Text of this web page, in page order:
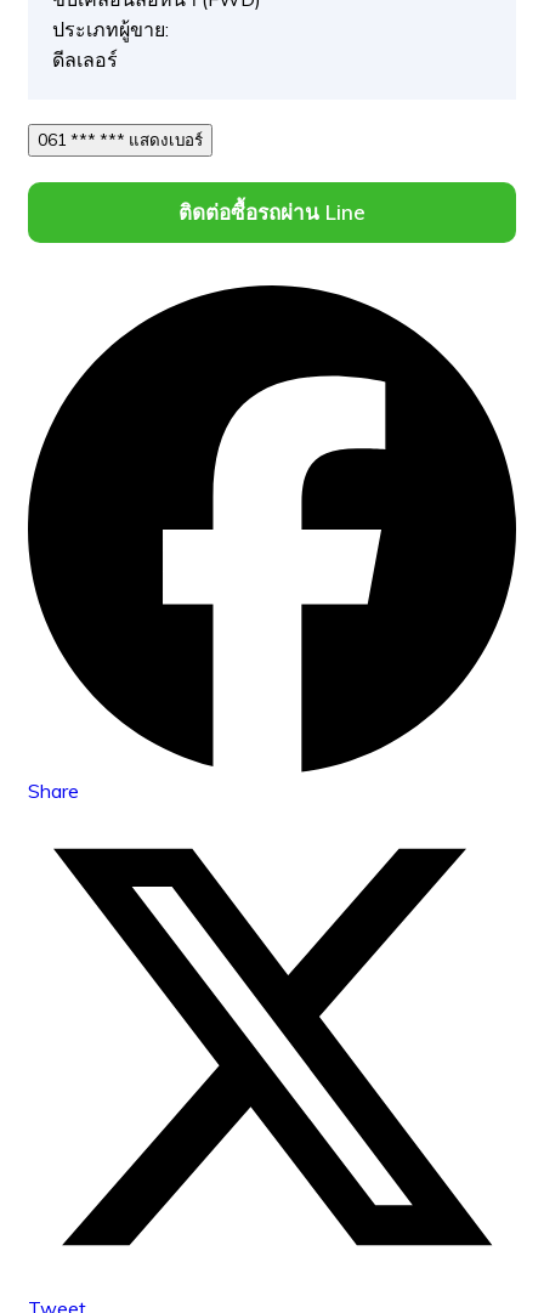
ประเภทผู้ขาย:
ดีลเลอร์
061 *** *** แสดงเบอร์
ติดต่อซื้อรถผ่าน Line
Share
Tweet